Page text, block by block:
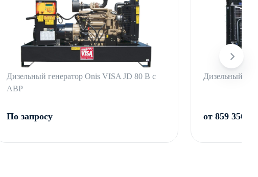
Дизельный генератор Onis VISA JD 80 B с
АВР
По запросу
Дизельный
от 859 356 ₸